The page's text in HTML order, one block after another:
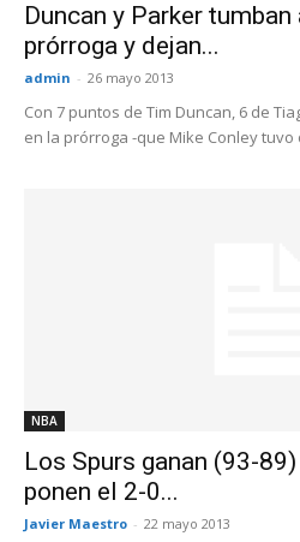
Duncan y Parker
prórroga y dejan...
admin - 26 mayo 2013
Con 7 puntos de Tim Duncan, 6 de
en la prórroga -que Mike Conley
NBA
Los Spurs ganan (93-
ponen el 2-0...
Javier Maestro - 22 mayo 2013